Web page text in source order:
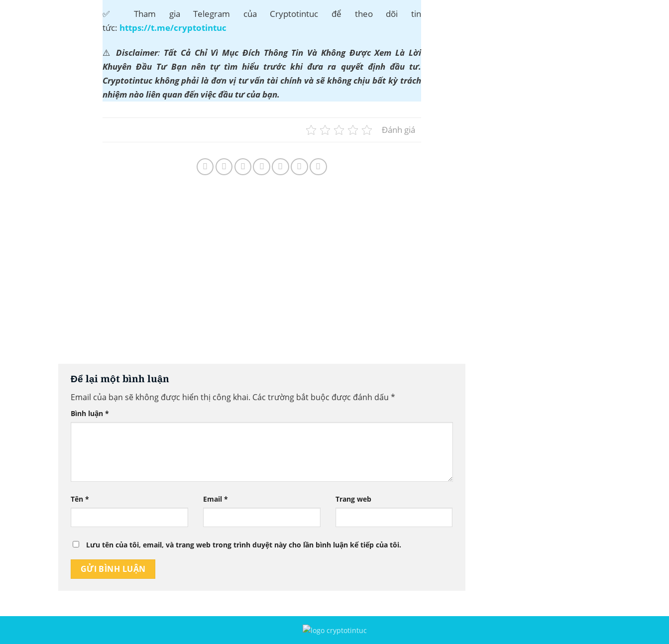
✅ Tham gia Telegram của Cryptotintuc để theo dõi tin
tức: https://t.me/cryptotintuc
⚠️Disclaimer: Tất Cả Chỉ Vì Mục Đích Thông Tin Và Không Được Xem Là Lời
Khuyên Đầu Tư Bạn nên tự tìm hiểu trước khi đưa ra quyết định đầu tư.
Cryptotintuc không phải là đơn vị tư vấn tài chính và sẽ không chịu bất kỳ trách
nhiệm nào liên quan đến việc đầu tư của bạn.
Đánh giá
Để lại một bình luận
Email của bạn sẽ không được hiển thị công khai. Các trường bắt buộc được đánh dấu *
Bình luận *
Tên * Email * Trang web
Lưu tên của tôi, email, và trang web trong trình duyệt này cho lần bình luận kế tiếp của tôi.